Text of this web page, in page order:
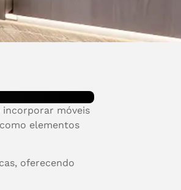
incorporar móveis
elementos
oferecendo